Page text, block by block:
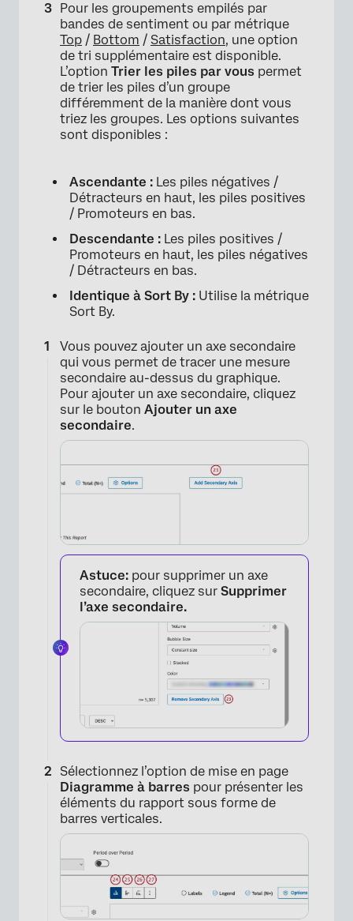
×
×
×
Pour les groupements empilés par
bandes de sentiment ou par métrique
Top / Bottom / Satisfaction, une option
de tri supplémentaire est disponible.
L’option Trier les piles par vous permet
de trier les piles d’un groupe
différemment de la manière dont vous
triez les groupes. Les options suivantes
sont disponibles :
Ascendante : Les piles négatives /
Détracteurs en haut, les piles positives
/ Promoteurs en bas.
Descendante : Les piles positives /
Promoteurs en haut, les piles négatives
/ Détracteurs en bas.
Identique à Sort By : Utilise la métrique
Sort By.
Vous pouvez ajouter un axe secondaire
qui vous permet de tracer une mesure
secondaire au-dessus du graphique.
Pour ajouter un axe secondaire, cliquez
sur le bouton Ajouter un axe
secondaire.
Astuce: pour supprimer un axe
secondaire, cliquez sur Supprimer
l’axe secondaire.
Sélectionnez l’option de mise en page
Diagramme à barres pour présenter les
éléments du rapport sous forme de
barres verticales.